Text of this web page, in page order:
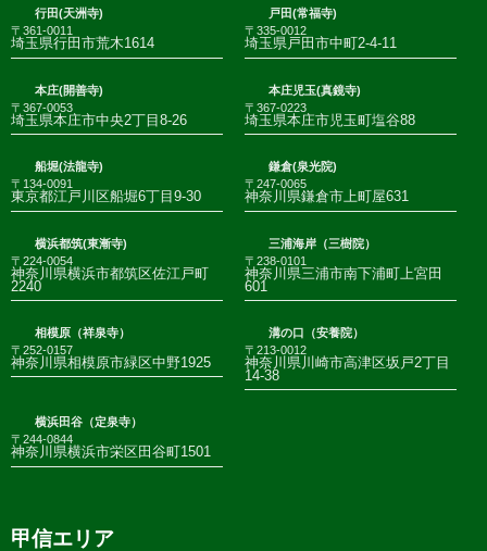
行田(天洲寺)
〒361-0011
埼玉県行田市荒木1614
戸田(常福寺)
〒335-0012
埼玉県戸田市中町2-4-11
本庄(開善寺)
〒367-0053
埼玉県本庄市中央2丁目8-26
本庄児玉(真鏡寺)
〒367-0223
埼玉県本庄市児玉町塩谷88
船堀(法龍寺)
〒134-0091
東京都江戸川区船堀6丁目9-30
鎌倉(泉光院)
〒247-0065
神奈川県鎌倉市上町屋631
横浜都筑(東漸寺)
〒224-0054
神奈川県横浜市都筑区佐江戸町
2240
三浦海岸（三樹院）
〒238-0101
神奈川県三浦市南下浦町上宮田
601
相模原（祥泉寺）
〒252-0157
神奈川県相模原市緑区中野1925
溝の口（安養院）
〒213-0012
神奈川県川崎市高津区坂戸2丁目
14-38
横浜田谷（定泉寺）
〒244-0844
神奈川県横浜市栄区田谷町1501
甲信エリア